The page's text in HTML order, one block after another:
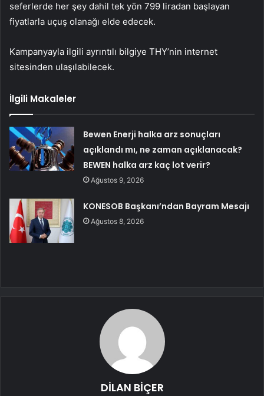
seferlerde her şey dahil tek yön 799 liradan başlayan
fiyatlarla uçuş olanağı elde edecek.
Kampanyayla ilgili ayrıntılı bilgiye THY’nin internet
sitesinden ulaşılabilecek.
İlgili Makaleler
Bewen Enerji halka arz sonuçları
açıklandı mı, ne zaman açıklanacak?
BEWEN halka arz kaç lot verir?
Ağustos 9, 2026
KONESOB Başkanı’ndan Bayram Mesajı
Ağustos 8, 2026
DİLAN BİÇER